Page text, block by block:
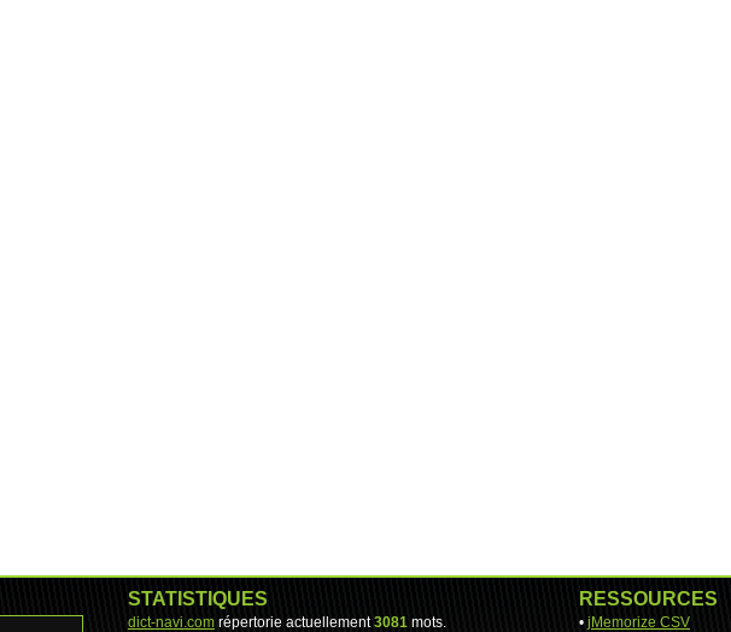
STATISTIQUES
dict-navi.com répertorie actuellement3081 mots.
RESSOURCES
• jMemorize CSV